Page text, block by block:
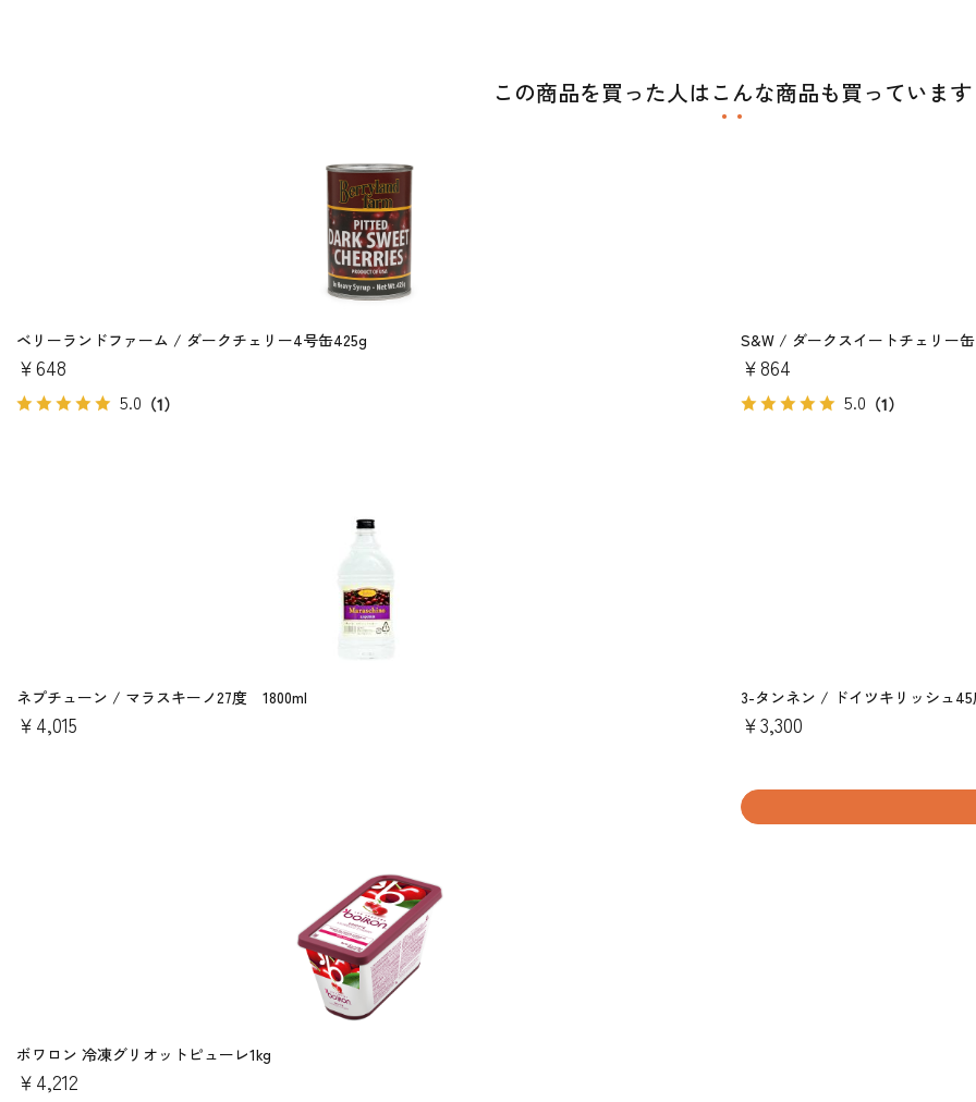
この商品を買った人はこんな商品も買っています
ベリーランドファーム / ダークチェリー4号缶425g
￥648
5.0 （1）
S&W / ダークスイートチェリー
￥864
5.0 （1）
ネプチューン / マラスキーノ27度 1800ml
￥4,015
3-タンネン / ドイツキリッシュ
￥3,300
ボワロン 冷凍グリオットピューレ1kg
￥4,212